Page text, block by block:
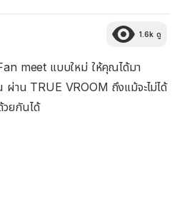
1.6k ดู
meet แบบใหม่ ให้คุณได้มา
าน TRUE VROOM ถึงแม้จะไม่ได้
ยกันได้